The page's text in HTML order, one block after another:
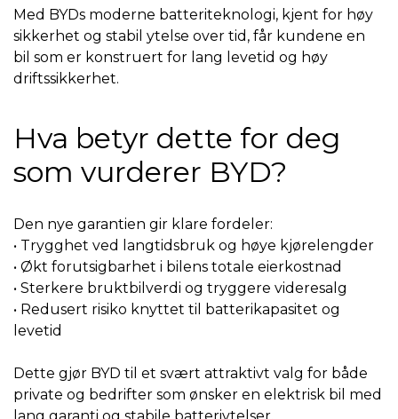
Med BYDs moderne batteriteknologi, kjent for høy
sikkerhet og stabil ytelse over tid, får kundene en
bil som er konstruert for lang levetid og høy
driftssikkerhet.
Hva betyr dette for deg
som vurderer BYD?
Den nye garantien gir klare fordeler:
• Trygghet ved langtidsbruk og høye kjørelengder
• Økt forutsigbarhet i bilens totale eierkostnad
• Sterkere bruktbilverdi og tryggere videresalg
• Redusert risiko knyttet til batterikapasitet og
levetid
Dette gjør BYD til et svært attraktivt valg for både
private og bedrifter som ønsker en elektrisk bil med